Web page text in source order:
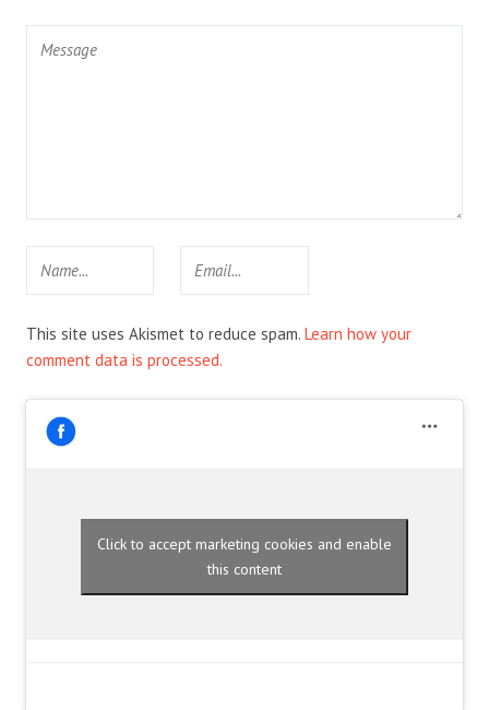
This site uses Akismet to reduce spam. Learn how your
comment data is processed.
Click to accept marketing cookies and enable
this content